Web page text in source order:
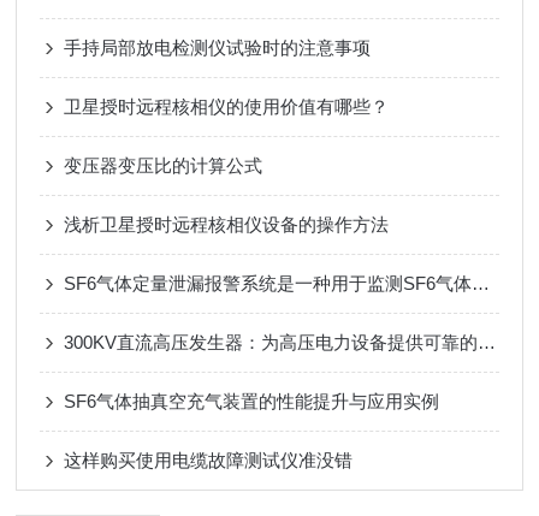
手持局部放电检测仪试验时的注意事项
卫星授时远程核相仪的使用价值有哪些？
变压器变压比的计算公式
浅析卫星授时远程核相仪设备的操作方法
SF6气体定量泄漏报警系统是一种用于监测SF6气体泄漏的设备
300KV直流高压发生器：为高压电力设备提供可靠的测试解决方案
SF6气体抽真空充气装置的性能提升与应用实例
这样购买使用电缆故障测试仪准没错